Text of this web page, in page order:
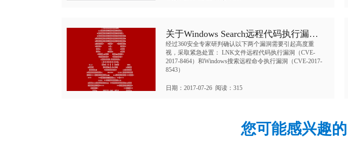
关于Windows Search远程代码执行漏…
经过360安全专家研判确认以下两个漏洞需要引起高度重
视，采取紧急处置： LNK文件远程代码执行漏洞（CVE-
2017-8464）和Windows搜索远程命令执行漏洞（CVE-2017-
8543）
日期：2017-07-26 阅读：315
您可能感兴趣的